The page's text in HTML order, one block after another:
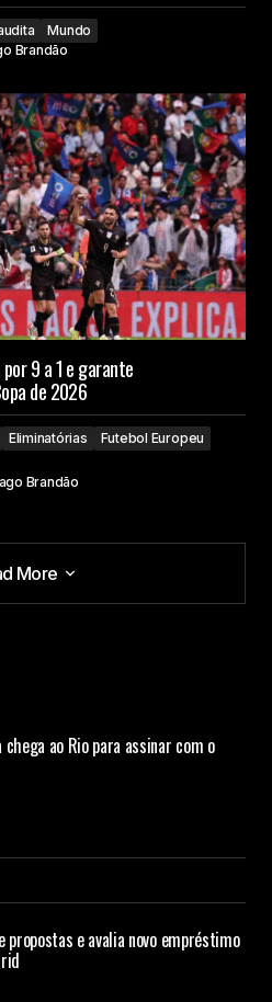
Mundo
Brandão
9 a 1 e garante
de 2026
Eliminatórias
Futebol Europeu
Brandão
More
More
chega ao Rio para assinar com o
propostas e avalia novo empréstimo